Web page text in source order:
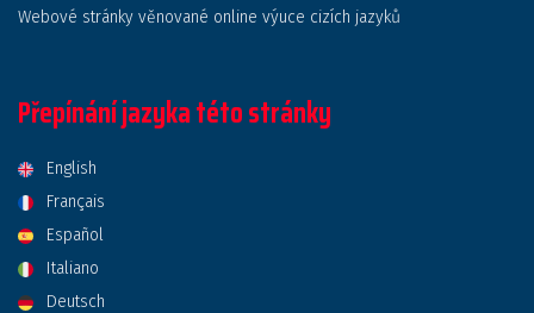
Webové stránky věnované online výuce cizích jazyků
Přepínání jazyka této stránky
English
Français
Español
Italiano
Deutsch